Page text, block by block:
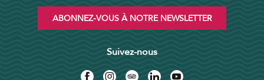
ABONNEZ-VOUS À NOTRE NEWSLETTER
Suivez-nous